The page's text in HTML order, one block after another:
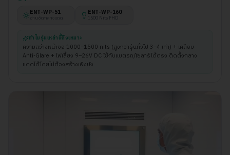
ENT-WP-51 ENT-WP-160
1500 Nits FHD
ทำไมรุ่นเหล่านี้ถึงเหมาะ
ความสว่างหน้าจอ 1000–1500 nits (สูงกว่ารุ่นทั่วไป 3–4 เท่า) + เคลือบ
Anti-Glare + ไฟเลี้ยง 9–26V DC ใช้กับแบตรถ/โซลาร์ได้ตรง ติดตั้งกลาง
แดดได้โดยไม่ต้องสร้างเพิงบัง